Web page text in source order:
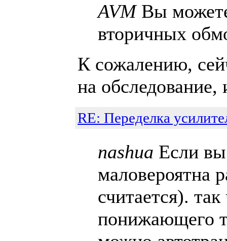
AVMВы можете
вторичных
К сожалению,
на
RE: Переделка
nashua Если
маловероятна
считается).
понижающего